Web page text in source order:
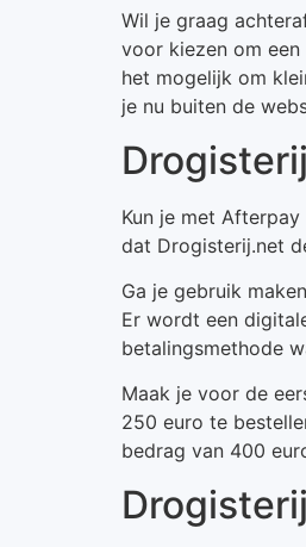
Wil je graag
voor kiezen om
het mogelijk om
je nu buiten de
Kun je met
dat Drogisterij.net
Ga je gebruik
Er wordt een
betalingsmethode
Maak je voor de
250 euro te
bedrag van 400